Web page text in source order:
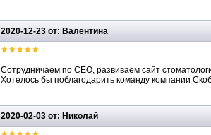
2020-12-23 от: Валентина
Сотрудничаем по СЕО, развиваем сайт
Хотелось бы поблагодарить команду компании
2020-02-03 от: Николай